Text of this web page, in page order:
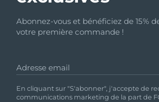
Abonnez-vous et bénéficiez de 15%
votre première commande !
Adresse email
En cliquant sur "S'abonner", j'accepte de
communications marketing de la part de